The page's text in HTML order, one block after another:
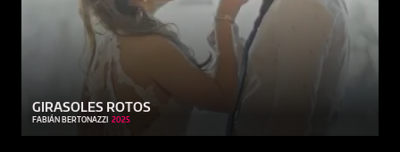
GIRASOLES ROTOS
FABIÁN BERTONAZZI 2025